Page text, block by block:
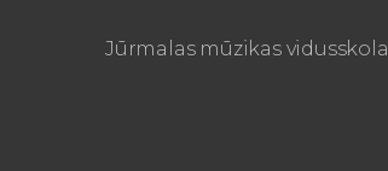
Jūrmalas mūzikas vidusskola